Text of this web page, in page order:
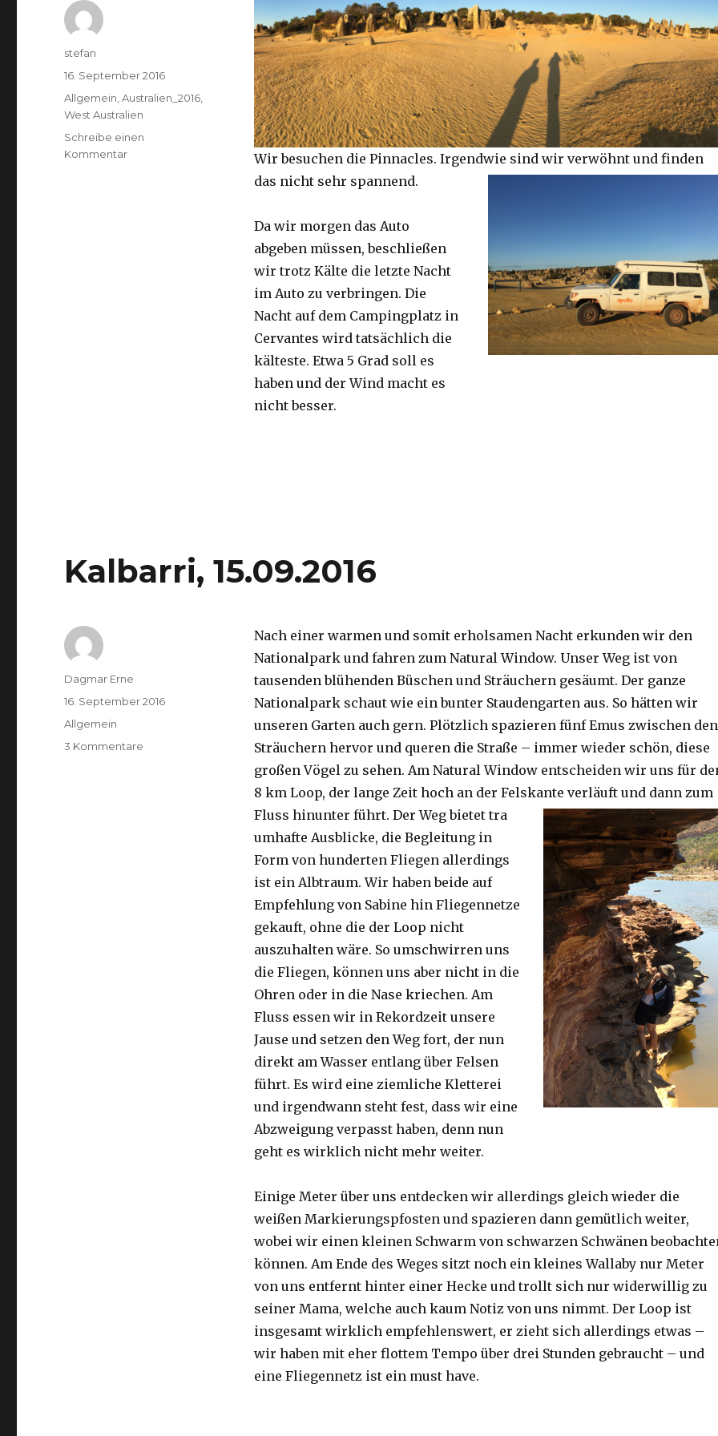
Wir besuchen die Pinnacles. Irgendwie sind wir verwöhnt und finden
das nicht sehr spannend.
Da wir morgen das Auto
abgeben müssen, beschließen
wir trotz Kälte die letzte Nacht
im Auto zu verbringen. Die
Nacht auf dem Campingplatz in
Cervantes wird tatsächlich die
kälteste. Etwa 5 Grad soll es
haben und der Wind macht es
nicht besser.
Autor
stefan
Veröffentlicht
am
16. September 2016
Kategorien
Allgemein,Australien_2016,
West Australien
Schreibe einen
Kommentarzu
Kalbarri, 15.09.2016
Nach einer warmen und somit erholsamen Nacht erkunden wir den
Nationalpark und fahren zum Natural Window. Unser Weg ist von
tausenden blühenden Büschen und Sträuchern gesäumt. Der ganze
Nationalpark schaut wie ein bunter Staudengarten aus. So hätten wir
unseren Garten auch gern. Plötzlich spazieren fünf Emus zwischen den
Sträuchern hervor und queren die Straße – immer wieder schön, diese
großen Vögel zu sehen. Am Natural Window entscheiden wir uns für
8 km Loop, der lange Zeit hoch an der Felskante verläuft und dann zum
Fluss hinunter führt. Der Weg bietet tra
umhafte Ausblicke, die Begleitung in
Form von hunderten Fliegen allerdings
ist ein Albtraum. Wir haben beide auf
Empfehlung von Sabine hin Fliegennetze
gekauft, ohne die der Loop nicht
auszuhalten wäre. So umschwirren uns
die Fliegen, können uns aber nicht in die
Ohren oder in die Nase kriechen. Am
Fluss essen wir in Rekordzeit unsere
Jause und setzen den Weg fort, der nun
direkt am Wasser entlang über Felsen
führt. Es wird eine ziemliche Kletterei
und irgendwann steht fest, dass wir eine
Abzweigung verpasst haben, denn nun
geht es wirklich nicht mehr weiter.
Einige Meter über uns entdecken wir allerdings gleich wieder die
weißen Markierungspfosten und spazieren dann gemütlich weiter,
wobei wir einen kleinen Schwarm von schwarzen Schwänen
können. Am Ende des Weges sitzt noch ein kleines Wallaby nur Meter
von uns entfernt hinter einer Hecke und trollt sich nur widerwillig zu
seiner Mama, welche auch kaum Notiz von uns nimmt. Der Loop ist
insgesamt wirklich empfehlenswert, er zieht sich allerdings etwas –
wir haben mit eher flottem Tempo über drei Stunden gebraucht – und
eine Fliegennetz ist ein must have.
Autor
Dagmar Erne
Veröffentlicht
am
16. September 2016
Kategorien
Allgemein
3 Kommentare